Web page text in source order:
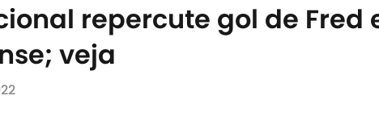
repercute gol de Fred
veja